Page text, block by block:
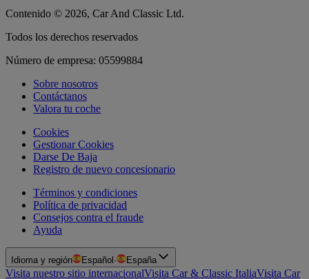
Contenido © 2026, Car And Classic Ltd.
Todos los derechos reservados
Número de empresa: 05599884
Sobre nosotros
Contáctanos
Valora tu coche
Cookies
Gestionar Cookies
Darse De Baja
Registro de nuevo concesionario
Términos y condiciones
Política de privacidad
Consejos contra el fraude
Ayuda
Idioma y región Español · España
Visita nuestro sitio internacionalVisita Car & Classic ItaliaVisita Car